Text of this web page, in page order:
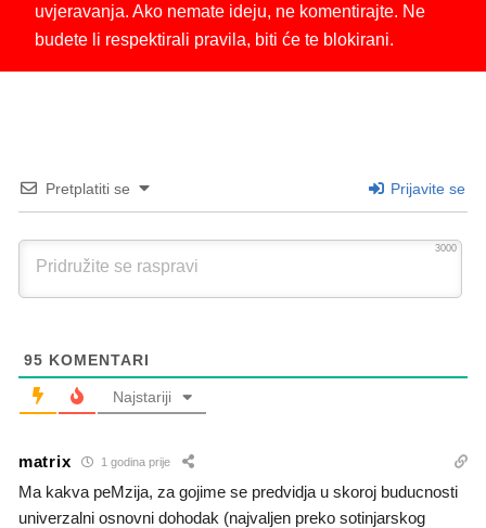
uvjeravanja. Ako nemate ideju, ne komentirajte. Ne
budete li respektirali pravila, biti će te blokirani.
Pretplatiti se Prijavite se
3000
95 KOMENTARI
Najstariji
matrix 1 godina prije
Ma kakva peMzija, za gojime se predvidja u skoroj buducnosti
univerzalni osnovni dohodak (najvaljen preko sotinjarskog